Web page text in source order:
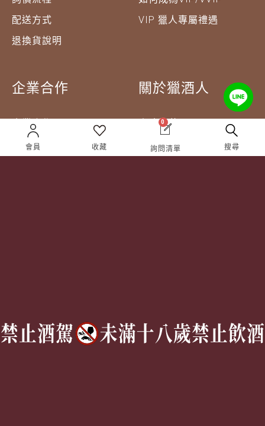
配送方式
退換貨說明
VIP 獵人專屬禮遇
企業合作
企業合作
成為合作夥伴 ＆ 大宗採
購
關於獵酒人
人才招募
隱私權條款
(國定假日休息)
有任何問題歡迎加入官方Line 詢問
會員 收藏
0
詢問清單 搜尋